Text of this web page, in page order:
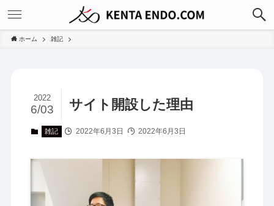
ホーム 雑記
サイト開設した理由
2022
6/03
雑記 2022年6月3日 2022年6月3日